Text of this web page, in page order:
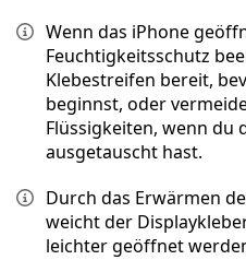
Wenn das iPhone
Feuchtigkeitsschutz
Klebestreifen bereit,
beginnst, oder
Flüssigkeiten, wenn du
ausgetauscht hast.
Durch das Erwärmen
weicht der
leichter geöffnet